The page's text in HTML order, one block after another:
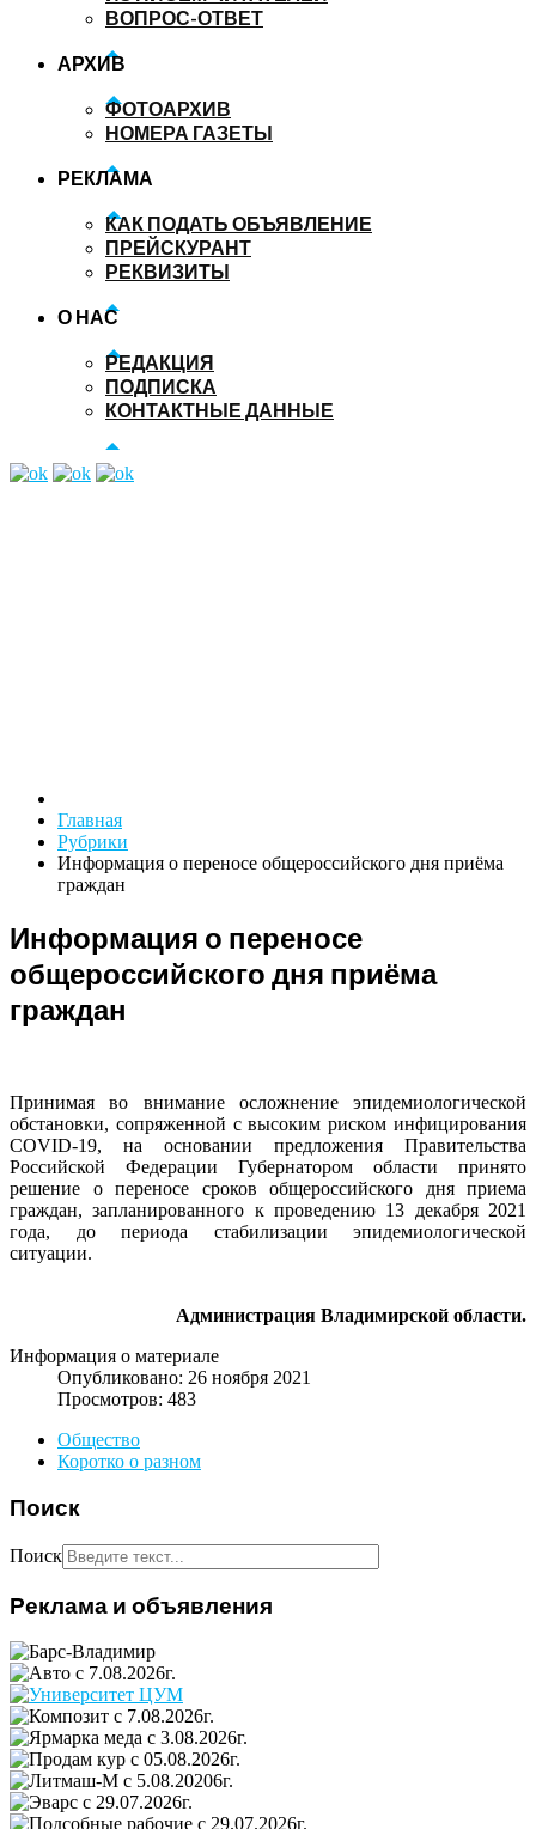
ВОПРОС-ОТВЕТ
АРХИВ
ФОТОАРХИВ
НОМЕРА ГАЗЕТЫ
РЕКЛАМА
КАК ПОДАТЬ ОБЪЯВЛЕНИЕ
ПРЕЙСКУРАНТ
РЕКВИЗИТЫ
О НАС
РЕДАКЦИЯ
ПОДПИСКА
КОНТАКТНЫЕ ДАННЫЕ
Главная
Рубрики
Информация о переносе общероссийского дня приёма
граждан
Информация о переносе
общероссийского дня приёма
граждан
Принимая во внимание осложнение эпидемиологической
обстановки, сопряженной с высоким риском инфицирования
COVID-19, на основании предложения Правительства
Российской Федерации Губернатором области принято
решение о переносе сроков общероссийского дня приема
граждан, запланированного к проведению 13 декабря 2021
года, до периода стабилизации эпидемиологической
ситуации.
Администрация Владимирской области.
Информация о материале
Опубликовано: 26 ноября 2021
Просмотров: 483
Общество
Коротко о разном
Поиск
Поиск
Реклама и объявления